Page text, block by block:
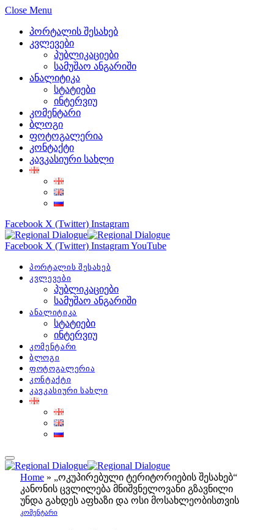
Close Menu
პორტალის შესახებ
კვლევები
პუბლიკაციები
სამუშაო ანგარიში
ანალიტიკა
სტატიები
ინტერვიუ
კომენტარი
ბლოგი
ფოტოგალერია
კონტაქტი
კავკასიური სახლი
Facebook X (Twitter) Instagram
Facebook X (Twitter) InstagramYouTube
პორტალის შესახებ
კვლევები
პუბლიკაციები
სამუშაო ანგარიში
ანალიტიკა
სტატიები
ინტერვიუ
კომენტარი
ბლოგი
ფოტოგალერია
კონტაქტი
კავკასიური სახლი
Home » „ოკუპირებული ტერიტორიების შესახებ“
კანონის ცვლილება მნიშვნელოვანი გზავნილი
უნდა გახდეს აფხაზი და ოსი მოსახლეობისთვის
ᲙᲝᲛᲔᲜᲢᲐᲠᲘ